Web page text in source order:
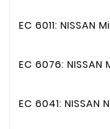
EC 6011: NISSAN
EC 6076: NISSAN
EC 6041: NISSAN